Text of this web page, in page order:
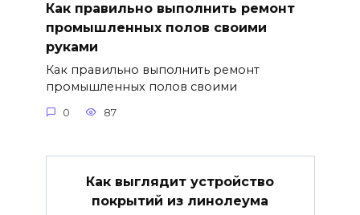
Как правильно выполнить ремонт
промышленных полов своими
руками
Как правильно выполнить ремонт
промышленных полов своими
0 87
Как выглядит устройство
покрытий из линолеума